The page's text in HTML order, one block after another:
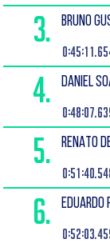
3. BRUNO
4. DANIEL
5. RENATO
6. EDUARDO